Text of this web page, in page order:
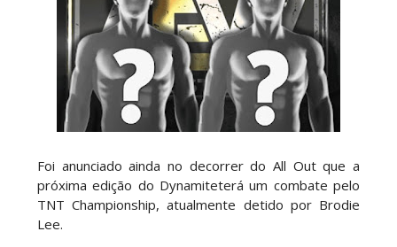
WWE Main Event, July 30, 2026
Unknown- Aug 02 2026
Lucha Libre AAA: Verano De Escándalo 2026 -
Semana 2
Unknown -Aug 02 2026
Foi anunciado ainda no decorrer do All Out que a
próxima edição do Dynamiteterá um combate pelo
TNT Championship, atualmente detido por Brodie
Lee.